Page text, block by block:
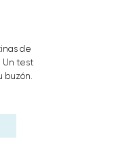
de
Un test
buzón.